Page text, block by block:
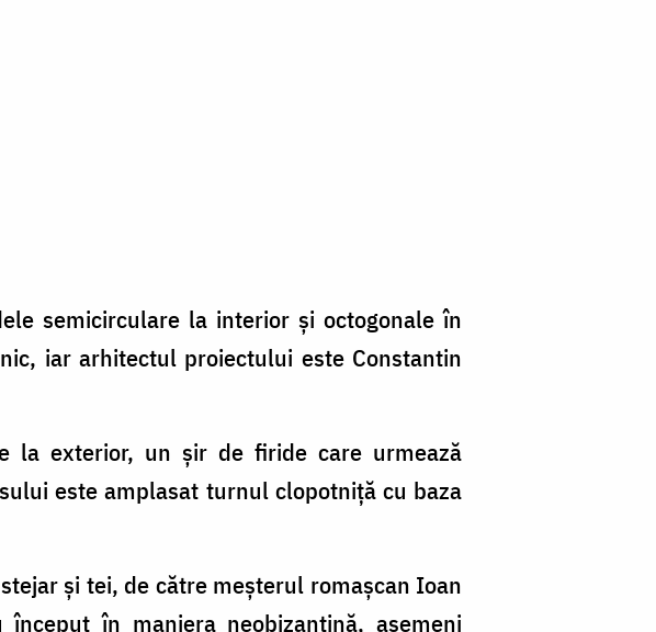
semicirculare la interior și octogonale în
iar arhitectul proiectului este Constantin
la exterior, un șir de firide care urmează
este amplasat turnul clopotniță cu baza
și tei, de către meșterul romașcan Ioan
în maniera neobizantină, asemeni